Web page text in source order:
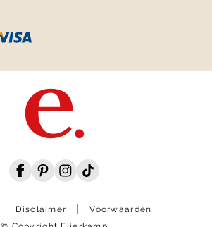
Disclaimer
Voorwaarden